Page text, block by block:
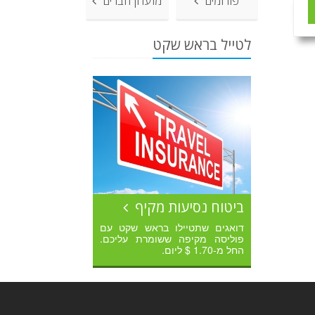
לטייל בראש שקט
ביטוח נסיעות מקיף
דואגים שתטיילו בראש שקט עם
פוליסה מקיפה ששומרת עליכם.
החל מ-1.70 $ ליום.